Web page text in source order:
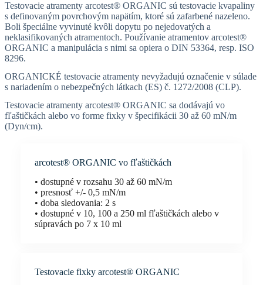
Testovacie atramenty arcotest® ORGANIC sú testovacie kvapaliny
s definovaným povrchovým napätím, ktoré sú zafarbené nazeleno.
Boli špeciálne vyvinuté kvôli dopytu po nejedovatých a
neklasifikovaných atramentoch. Používanie atramentov arcotest®
ORGANIC a manipulácia s nimi sa opiera o DIN 53364, resp. ISO
8296.
ORGANICKÉ testovacie atramenty nevyžadujú označenie v súlade
s nariadením o nebezpečných látkach (ES) č. 1272/2008 (CLP).
Testovacie atramenty arcotest® ORGANIC sa dodávajú vo
fľaštičkách alebo vo forme fixky v špecifikácii 30 až 60 mN/m
(Dyn/cm).
arcotest® ORGANIC vo fľaštičkách
• dostupné v rozsahu 30 až 60 mN/m
• presnosť +/- 0,5 mN/m
• doba sledovania: 2 s
• dostupné v 10, 100 a 250 ml fľaštičkách alebo v
súpravách po 7 x 10 ml
Testovacie fixky arcotest® ORGANIC